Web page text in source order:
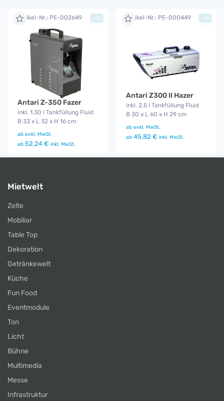
Artikel-Nr.: PE-002649
Antari Z-350 Fazer
inkl. 1,30 l Tankfüllung Fluid
B 33 x L 32 x H 16 cm
ab exkl. MwSt.
ab 52,24 € inkl. MwSt.
+ Artikel-Nr.: PE-000449
Antari Z300 II Hazer
inkl. 2,5 l Tankfüllung Fluid
B 30 x L 60 x H 29 cm
ab exkl. MwSt.
ab 45,82 € inkl. MwSt.
+
Mietwelt
Zelte
Mobiliar
Table Top
Dekoration
Getränkewelt
Küche
Fun Food
Eventmodule
Ton
Licht
Bühne
Multimedia
Messe
Infrastruktur